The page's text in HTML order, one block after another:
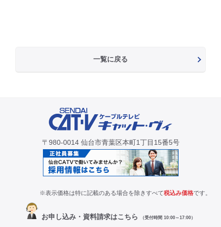
一覧に戻る
〒980-0014 仙台市青葉区本町1丁目15番5号
※表示価格は特に記載のある場合を除きすべて税込み価格です。
お申し込み・資料請求はこちら （受付時間 10:00～17:00）